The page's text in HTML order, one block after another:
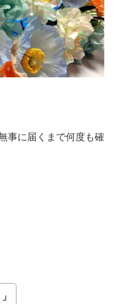
事に届くまで何度も確